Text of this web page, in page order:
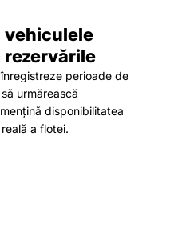
vehiculele
rezervările
perioade de
urmărească
disponibilitatea
a flotei.